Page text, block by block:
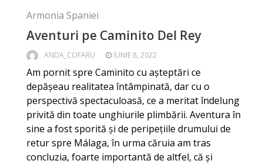
Armonia Spaniei
Aventuri pe Caminito Del Rey
ANDA_COFARU IUNIE 8, 2022
Am pornit spre Caminito cu așteptări ce
depășeau realitatea întâmpinată, dar cu o
perspectivă spectaculoasă, ce a meritat îndelung
privită din toate unghiurile plimbării. Aventura în
sine a fost sporită și de peripețiile drumului de
retur spre Málaga, în urma căruia am tras
concluzia, foarte importantă de altfel, că și